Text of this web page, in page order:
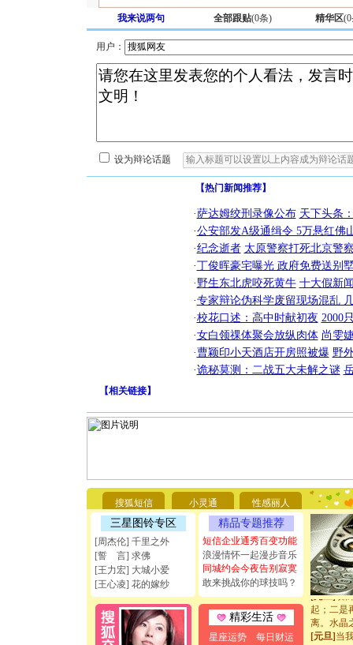
我来说两句 全部跟贴(0条) 精华区(0
用户：
设为辩论话题
【热门新闻推荐】
·萨达姆绞刑录像公布 天下头条
·公安部发A级通缉令 5万悬红佛
·纪念逝者 太原警察打死北京警
·丁俊晖豪宅曝光 政府免费送别
·野生东北虎咬死黄牛 十大假新
·专家辩论伪科学废留现场混乱
·校花口述：高中时献初夜 2000
·女白领祼体聚会放纵肉体 尚雯
·曹颖印小天酒店开房照被爆 野
·诡秘莫测：二战五大未解之谜
【相关链接】
搜狐短信 小灵通 性感丽人
三星图铃专区
[周杰伦] 千里之外
[誓 言] 求佛
[王力宏] 大城小爱
[王心凌] 花的嫁纱
精品专题推荐
短信企业通秀百变功能
浪漫情怀一起漫步音乐
同城约会今夜告别寂寞
敢来挑战你的球技吗？
精彩生活
星座运势
每日财运
能正大光
天都要快
[圣诞节]
如意,快
[元旦]看
断电。爱
你是我专
[元旦]如
起；二是
离。水晶
[元旦] 当